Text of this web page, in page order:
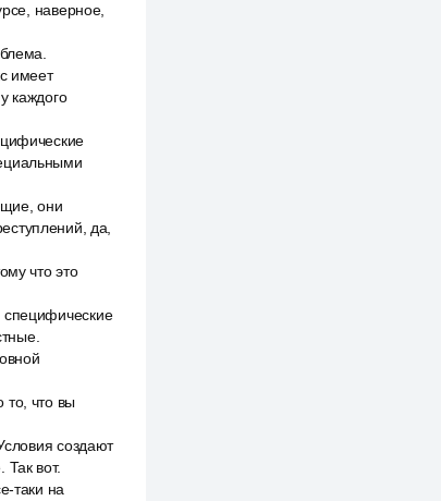
наверное,
имеет
каждого
они
да,
что это
специфические
что вы
создают
вот.
таки на